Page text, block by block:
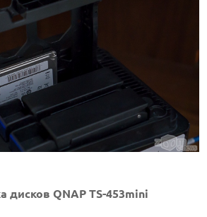
дисков QNAP TS-453mini